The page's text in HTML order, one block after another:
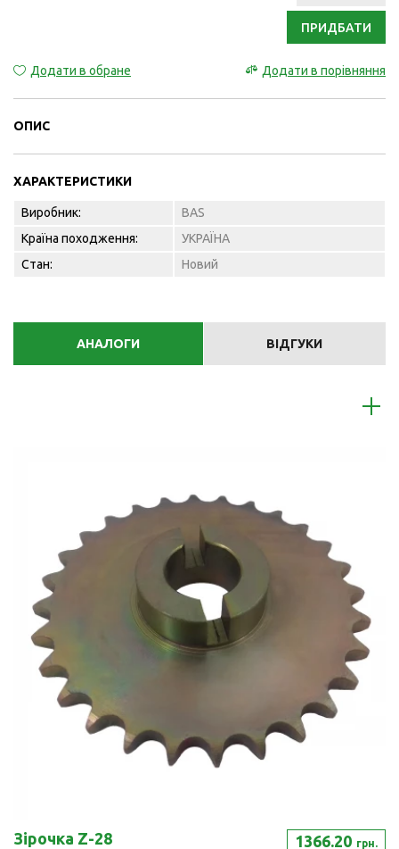
ПРИДБАТИ
Додати в обране Додати в порівняння
ОПИС
ХАРАКТЕРИСТИКИ
Виробник:
BAS
Країна походження:
УКРАЇНА
Стан:
Новий
АНАЛОГИ ВІДГУКИ
Зірочка Z-28 1366.20 грн.